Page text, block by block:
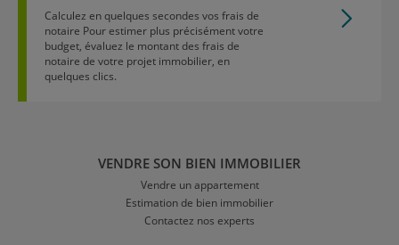
Calculez en quelques secondes vos frais de
notaire Pour estimer plus précisément votre
budget, évaluez le montant des frais de
notaire de votre projet immobilier, en
quelques clics.
VENDRE SON BIEN IMMOBILIER
Vendre un appartement
Estimation de bien immobilier
Contactez nos experts